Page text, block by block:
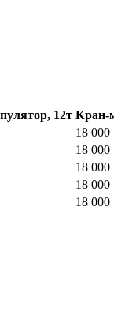
12т Кран-
18 000
18 000
18 000
18 000
18 000